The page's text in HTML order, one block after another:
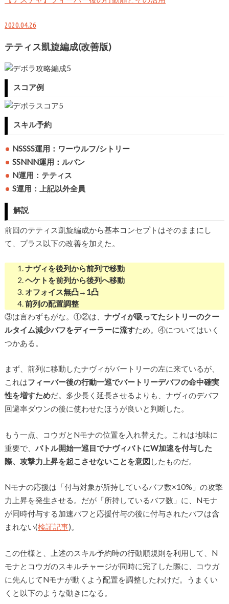
2020.04.26
テティス凱旋編成(改善版)
スコア例
スキル予約
NSSSS運用：ワーウルフ/シトリー
SSNNN運用：ルパン
N運用：テティス
S運用：上記以外全員
解説
前回のテティス凱旋編成から基本コンセプトはそのままにし
て、プラス以下の改善を加えた。
ナヴィを後列から前列で移動
ヘケトを前列から後列へ移動
オフォイス無凸→1凸
前列の配置調整
③は言わずもがな。①②は、 ナヴィが吸ってたシトリーのクー
ルタイム減少バフをディーラーに流すため。④についてはいく
つかある。
まず、前列に移動したナヴィがバートリーの左に来ているが、
これはフィーバー後の行動一巡でバートリーデバフの命中確実
性を増すためだ。多少長く延長させるよりも、ナヴィのデバフ
回避率ダウンの後に使わせたほうが良いと判断した。
もう一点、コウガとNモナの位置を入れ替えた。これは地味に
重要で、 バトル開始一巡目でナヴィバトにW加速を付与した
際、攻撃力上昇を起こさせないことを意図 したものだ。
Nモナの応援は「付与対象が所持しているバフ数×10%」の攻撃
力上昇を発生させる。だが「所持しているバフ数」に、Nモナ
が同時付与する加速バフと応援付与の後に付与されたバフは含
まれない(検証記事)。
この仕様と、上述のスキル予約時の行動順規則を利用して、N
モナとコウガのスキルチャージが同時に完了した際に、コウガ
に先んじてNモナが動くよう配置を調整したわけだ。うまくい
くと以下のような動きになる。